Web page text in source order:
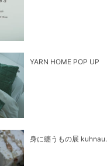
YARN HOME POP UP
身に纏うもの展 kuhnau.